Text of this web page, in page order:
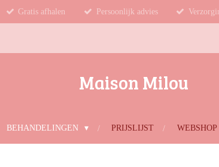
Gratis afhalen Persoonlijk advies
Maison Milou
BEHANDELINGEN PRIJSLIJST WEBSHOP